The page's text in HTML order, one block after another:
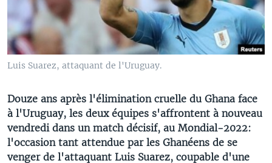
Luis Suarez, attaquant de l'Uruguay.
Douze ans après l'élimination cruelle du Ghana face
à l'Uruguay, les deux équipes s'affrontent à nouveau
vendredi dans un match décisif, au Mondial-2022:
l'occasion tant attendue par les Ghanéens de se
venger de l'attaquant Luis Suarez, coupable d'une